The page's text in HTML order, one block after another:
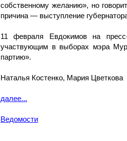
собственному желанию», но
причина — выступление
11 февраля Евдокимов на
участвующим в выборах мэра
партию».
Наталья Костенко, Мария Цветкова
далее...
Ведомости